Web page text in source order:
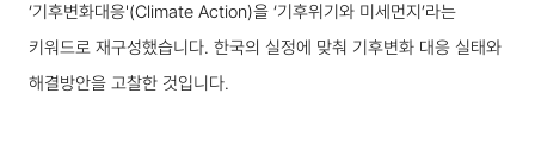
‘기후변화대응'(Climate Action)을 ‘기후위기와 미세먼지’라는
키워드로 재구성했습니다. 한국의 실정에 맞춰 기후변화 대응 실태와
해결방안을 고찰한 것입니다.